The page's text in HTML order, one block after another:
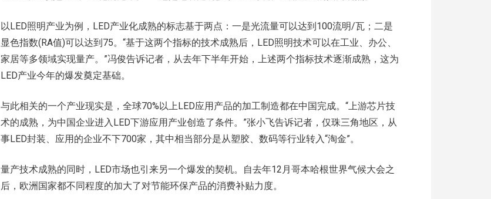
以LED照明产业为例，LED产业化成熟的标志基于两点：一是光流量可以达到100流明/瓦；二是
显色指数(RA值)可以达到75。“基于这两个指标的技术成熟后，LED照明技术可以在工业、办公、
家居等多领域实现量产。”冯俊告诉记者，从去年下半年开始，上述两个指标技术逐渐成熟，这为
LED产业今年的爆发奠定基础。
与此相关的一个产业现实是，全球70%以上LED应用产品的加工制造都在中国完成。“上游芯片技
术的成熟，为中国企业进入LED下游应用产业创造了条件。”张小飞告诉记者，仅珠三角地区，从
事LED封装、应用的企业不下700家，其中相当部分是从塑胶、数码等行业转入“淘金”。
量产技术成熟的同时，LED市场也引来另一个爆发的契机。自去年12月哥本哈根世界气候大会之
后，欧洲国家都不同程度的加大了对节能环保产品的消费补贴力度。